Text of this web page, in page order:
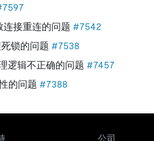
接重连的问题 #7542
锁的问题 #7538
逻辑不正确的问题 #7457
的问题 #7388
公司